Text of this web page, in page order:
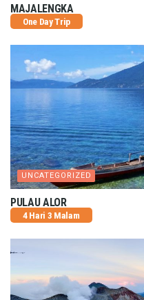
MAJALENGKA
One Day Trip
UNCATEGORIZED
PULAU ALOR
4 Hari 3 Malam